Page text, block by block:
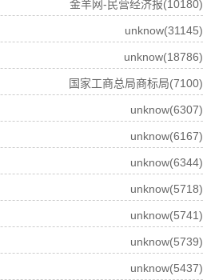
金羊网-民营经济报(10180)
unknow(31145)
unknow(18786)
国家工商总局商标局(7100)
unknow(6307)
unknow(6167)
unknow(6344)
unknow(5718)
unknow(5741)
unknow(5739)
unknow(5437)